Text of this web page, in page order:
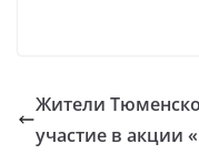
Жители
участие в акции